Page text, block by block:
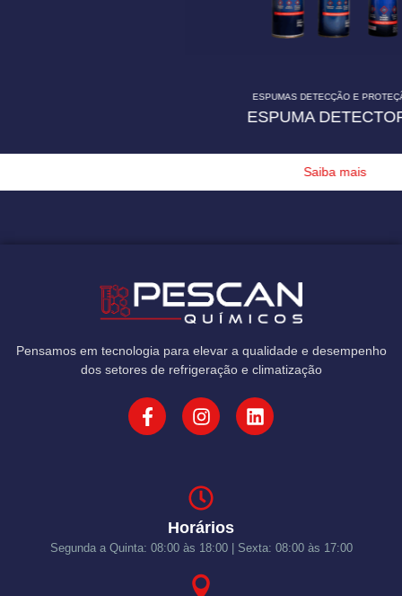
ESPUMAS DETECÇÃO E PROTEÇÃO
ESPUMA DETECTORA
Pensamos em tecnologia para elevar a qualidade e desempenho
dos setores de refrigeração e climatização
Horários
Segunda a Quinta: 08:00 às 18:00 | Sexta: 08:00 às 17:00